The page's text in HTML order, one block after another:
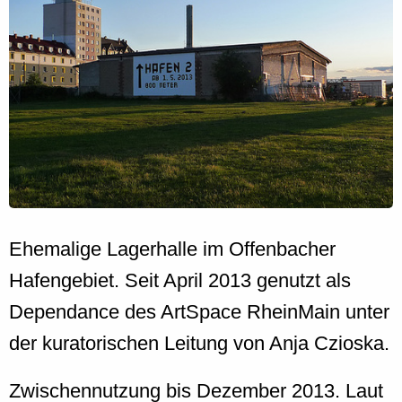
Ehemalige Lagerhalle im Offenbacher
Hafengebiet. Seit April 2013 genutzt als
Dependance des ArtSpace RheinMain unter
der kuratorischen Leitung von Anja Czioska.
Zwischennutzung bis Dezember 2013. Laut